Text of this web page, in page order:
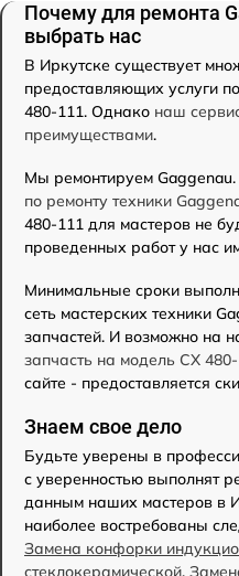
Почему для ремонта
выбрать нас
В Иркутске существует
предоставляющих услуги
480-111. Однако наш
преимуществами.
Мы ремонтируем
по ремонту техники
480-111 для мастеров не
проведенных работ у нас
Минимальные сроки
сеть мастерских техники
запчастей. И возможно на
запчасть на модель CX
сайте - предоставляется
Знаем свое дело
Будьте уверены в
с уверенностью выполнят
данным наших мастеров в
наиболее востребованы
Замена конфорки
стеклокерамической,